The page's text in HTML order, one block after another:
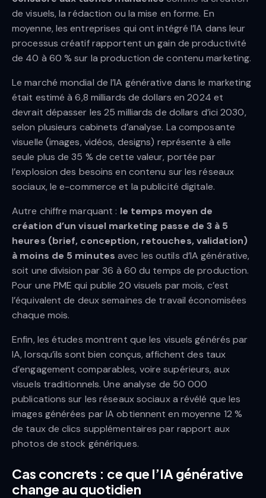
de visuels, la rédaction ou la mise en forme. En
moyenne, les entreprises qui ont intégré l’IA dans leur
processus créatif rapportent un gain de productivité
de 40 à 60 % sur la production de contenu marketing.
Le marché mondial de l’IA générative dans le marketing
était estimé à 6,8 milliards de dollars en 2024 et
devrait dépasser les 25 milliards de dollars d’ici 2030,
selon plusieurs cabinets d’analyse. La composante
visuelle (images, vidéos, designs) représente à elle
seule plus de 35 % de cette valeur, portée par
l’explosion des besoins en contenu sur les réseaux
sociaux, le e-commerce et la publicité digitale.
Autre chiffre marquant : le temps moyen de
création d’un visuel marketing passe de 3 à 5
heures (brief, conception, retouches, validation)
à moins de 5 minutes avec les outils d’IA générative,
soit une division par 36 à 60 du temps de production.
Pour une PME qui publie 20 visuels par mois, c’est
l’équivalent de deux semaines de travail économisées
chaque mois.
Enfin, les études montrent que les visuels générés par
IA, lorsqu’ils sont bien conçus, affichent des taux
d’engagement comparables, voire supérieurs, aux
visuels traditionnels. Une analyse de 50 000
publications sur les réseaux sociaux a révélé que les
images générées par IA obtiennent en moyenne 12 %
de taux de clics supplémentaires par rapport aux
photos de stock génériques.
Cas concrets : ce que l’IA générative
change au quotidien